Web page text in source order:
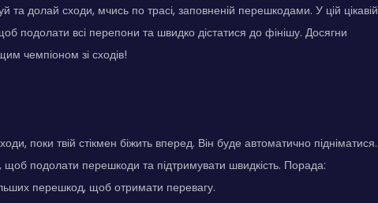
та долай сходи, мчись по трасі, заповненій перешкодами. У цій цікавій
подолати всі перепони та швидко дістатися до фінішу. Досягни
чемпіоном зі сходів!
поки твій стікмен біжить вперед. Він буде автоматично підніматися.
подолати перешкоди та підтримувати швидкість. Порада:
перешкод, щоб отримати перевагу.